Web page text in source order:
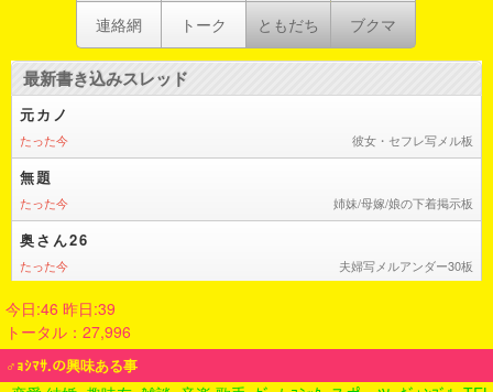
連絡網 トーク ともだち ブクマ
今日:46 昨日:39
トータル：27,996
♂ｮｼﾏｻ.の興味ある事